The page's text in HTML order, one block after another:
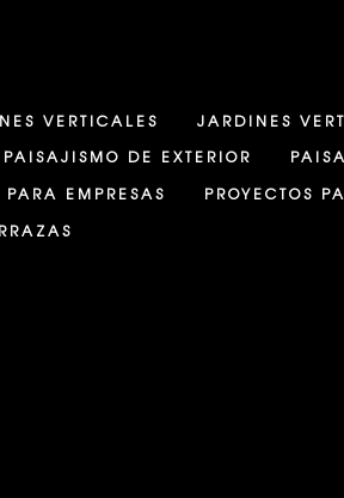
VERTICALES
JARDINES
PAISAJISMO DE EXTERIOR
PARA EMPRESAS
PROYECTOS